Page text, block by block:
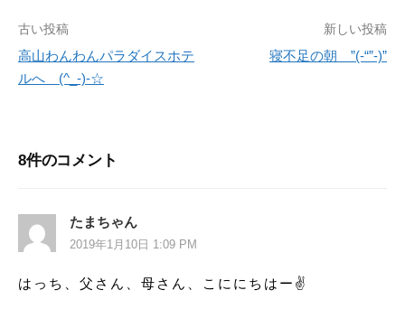
投
稿
ゲ
シ
古い投稿
高山わんわんパラダイスホテ
ルへ (^_-)-☆
新しい投稿
寝不足の朝 ”(-“”-)”
8件のコメント
たまちゃん
2019年1月10日 1:09 PM
はっち、父さん、母さん、こににちはー✌️